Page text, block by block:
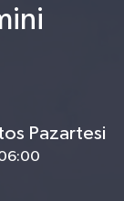
Pazartesi